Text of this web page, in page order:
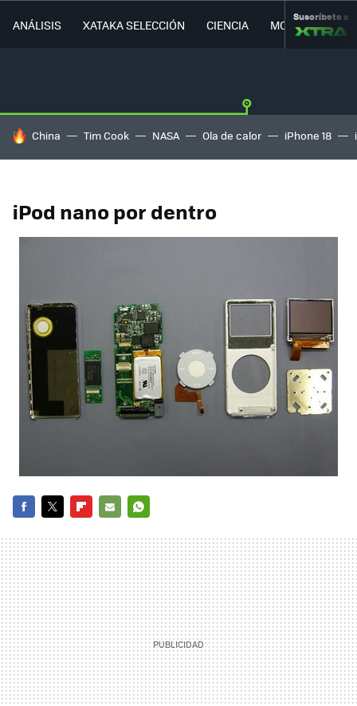
ANÁLISIS XATAKA SELECCIÓN CIENCIA MOVILIDAD
Suscríbete a
HOY SE HABLA DE
China Tim Cook NASA Ola de calor iPhone 18
iPod nano por dentro
MAIL